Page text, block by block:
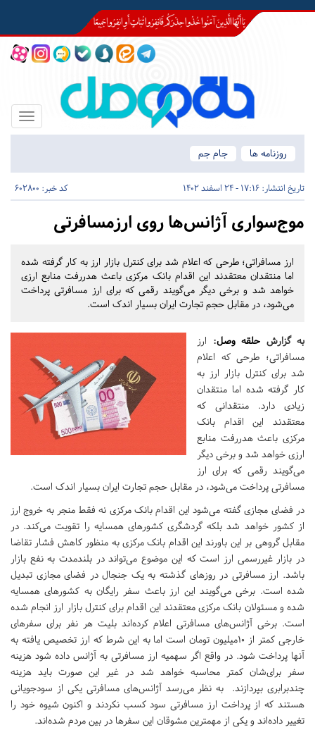
Toggle
روزنامه ها
جام جم
تاریخ انتشار: 17:16 - 24 اسفند 1402 کد خبر: 602800
موج‌سواری آژانس‌ها روی ارزمسافرتی
ارز مسافراتی‌؛ طرحی که اعلام شد برای کنترل بازار ارز به کار گرفته شده
اما منتقدان معتقدند این اقدام بانک مرکزی باعث هدر‌رفت منابع ارزی
خواهد شد و برخی دیگر می‌گویند رقمی که برای ارز مسافرتی پرداخت
می‌شود، در مقابل حجم تجارت ایران بسیار اندک است.
به گزارش حلقه وصل: ارز
مسافراتی‌؛ طرحی که اعلام
شد برای کنترل بازار ارز به
کار گرفته شده اما منتقدان
زیادی دارد. منتقدانی که
معتقدند این اقدام بانک
مرکزی باعث هدر‌رفت منابع
ارزی خواهد شد و برخی دیگر
می‌گویند رقمی که برای ارز
مسافرتی پرداخت می‌شود، در مقابل حجم تجارت ایران بسیار اندک است.
در فضای مجازی گفته می‌شود این اقدام بانک مرکزی نه فقط منجر به خروج ارز
از کشور خواهد شد بلکه گردشگری کشورهای همسایه را تقویت می‌کند. در
مقابل گروهی بر این باورند این اقدام بانک مرکزی به منظور کاهش فشار تقاضا
در بازار غیر‌رسمی ارز است که این موضوع می‌تواند در بلند‌مدت به نفع بازار
باشد. ارز مسافرتی در روزهای گذشته به یک جنجال در فضای مجازی تبدیل
شده است. برخی می‌گویند این ارز باعث سفر رایگان به کشورهای همسایه
شده و مسئولان بانک مرکزی معتقدند این اقدام برای کنترل بازار ارز انجام شده
است. برخی آژانس‌های مسافرتی اعلام کرده‌اند بلیت هر نفر برای سفرهای
خارجی کمتر از 10میلیون تومان است اما به این شرط که ارز تخصیص یافته به
آنها پرداخت شود. در واقع اگر سهمیه ارز مسافرتی به آژانس داده شود هزینه
سفر برای‌شان کمتر محاسبه خواهد شد در غیر این صورت باید هزینه
چندبرابری بپردازند. به نظر می‌رسد آژانس‌های مسافرتی یکی از سودجویانی
هستند که از پرداخت ارز مسافرتی سود کسب نکردند و اکنون شیوه خود را
تغییر داده‌اند و یکی از مهمترین مشوقان این سفرها در بین مردم شده‌اند.